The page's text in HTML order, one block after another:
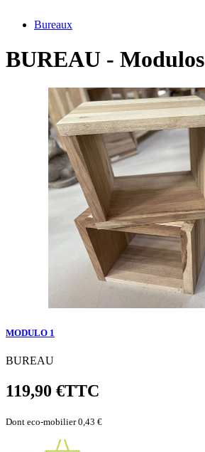
Bureaux
BUREAU - Modulos
MODULO 1
BUREAU
119,90 €TTC
Dont eco-mobilier 0,43 €